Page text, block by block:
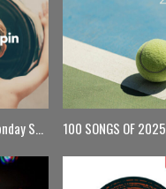
【月曜更新】Monday Spin 100 SONGS OF 2025